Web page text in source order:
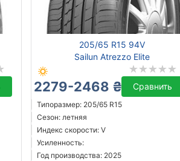
205/65 R15 94V
Sailun Atrezzo Elite
2279-2468 ₴ Сравнить
Типоразмер: 205/65 R15
Сезон: летняя
Индекс скорости: V
Усиленность:
Год производства: 2025